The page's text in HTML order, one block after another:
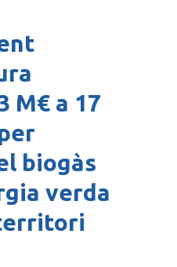
M€ a 17
biogàs
verda